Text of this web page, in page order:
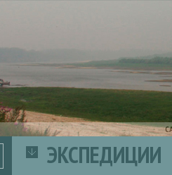
ЭКСПЕДИЦИИ
Поиск